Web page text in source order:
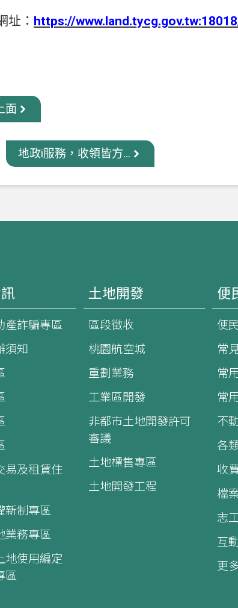
址： https://
面
地政i服務，收領皆方...
產詐騙專區
須知
易及租賃住
新制專區
業務專區
地使用編定
區
土地開發
區段徵收
桃園航空城
重劃業務
工業區開發
非都市土地開發許可
審議
土地標售專區
土地開發工程
便
便
常
常
常
不
各
收
檔
志
互
更